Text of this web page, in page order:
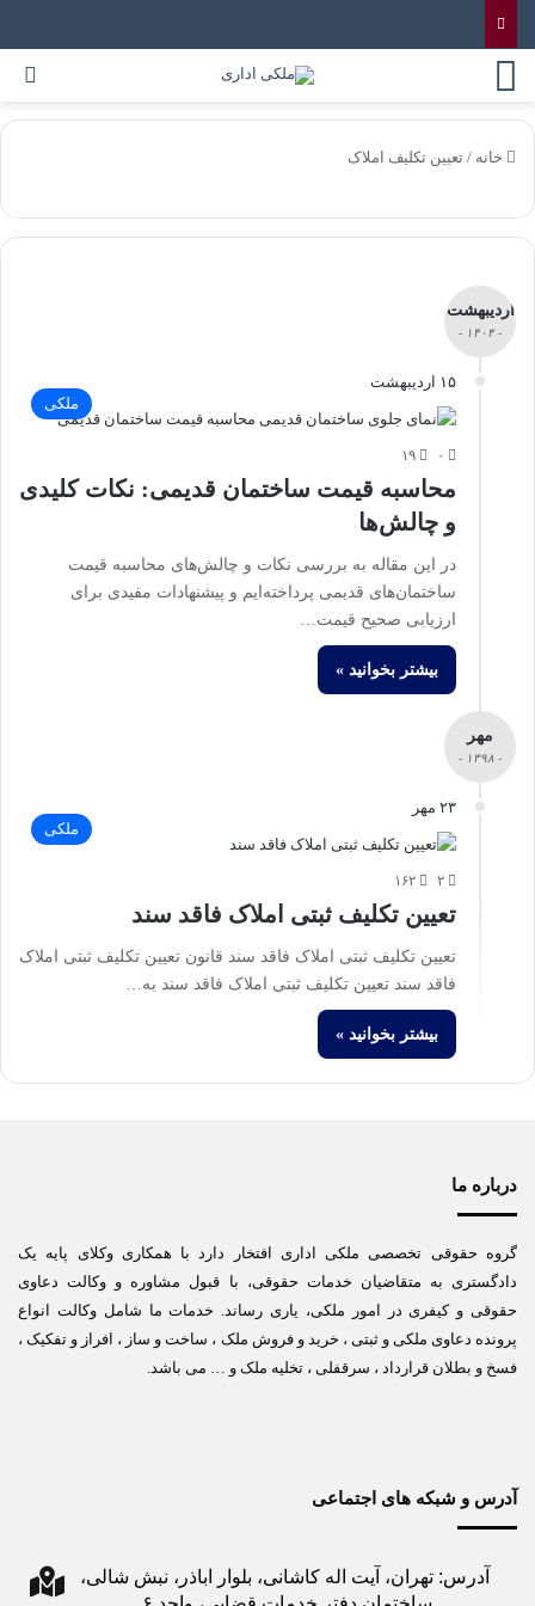
خانه / تعیین تکلیف املاک
اردیبهشت
- ۱۴۰۴ -
۱۵ اردیبهشت
ملکی
۰ ۱۹
محاسبه قیمت ساختمان قدیمی: نکات کلیدی
و چالش‌ها
در این مقاله به بررسی نکات و چالش‌های محاسبه قیمت
ساختمان‌های قدیمی پرداخته‌ایم و پیشنهادات مفیدی برای
ارزیابی صحیح قیمت…
بیشتر بخوانید »
مهر
- ۱۳۹۸ -
۲۳ مهر
ملکی
۲ ۱۶۲
تعیین تکلیف ثبتی املاک فاقد سند
تعیین تکلیف ثبتی املاک فاقد سند قانون تعیین تکلیف ثبتی املاک
فاقد سند تعیین تکلیف ثبتی املاک فاقد سند به…
بیشتر بخوانید »
درباره ما
گروه حقوقی تخصصی ملکی اداری افتخار دارد با همکاری وکلای پایه یک
دادگستری به متقاضیان خدمات حقوقی، با قبول مشاوره و وکالت دعاوی
حقوقی و کیفری در امور ملکی، یاری رساند. خدمات ما شامل وکالت انواع
پرونده دعاوی ملکی و ثبتی ، خرید و فروش ملک ، ساخت و ساز ، افراز و تفکیک ،
فسخ و بطلان قرارداد ، سرقفلی ، تخلیه ملک و … می باشد.
آدرس و شبکه های اجتماعی
آدرس: تهران، آیت اله کاشانی، بلوار اباذر، نبش شالی،